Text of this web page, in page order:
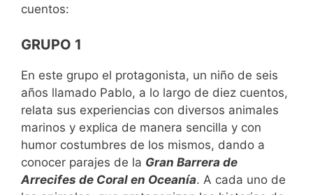
cuentos:
GRUPO 1
En este grupo el protagonista, un niño de seis
años llamado Pablo, a lo largo de diez cuentos,
relata sus experiencias con diversos animales
marinos y explica de manera sencilla y con
humor costumbres de los mismos, dando a
conocer parajes de la Gran Barrera de
Arrecifes de Coral en Oceanía. A cada uno de